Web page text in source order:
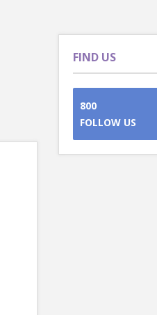
FIND US
800
FOLLOW US